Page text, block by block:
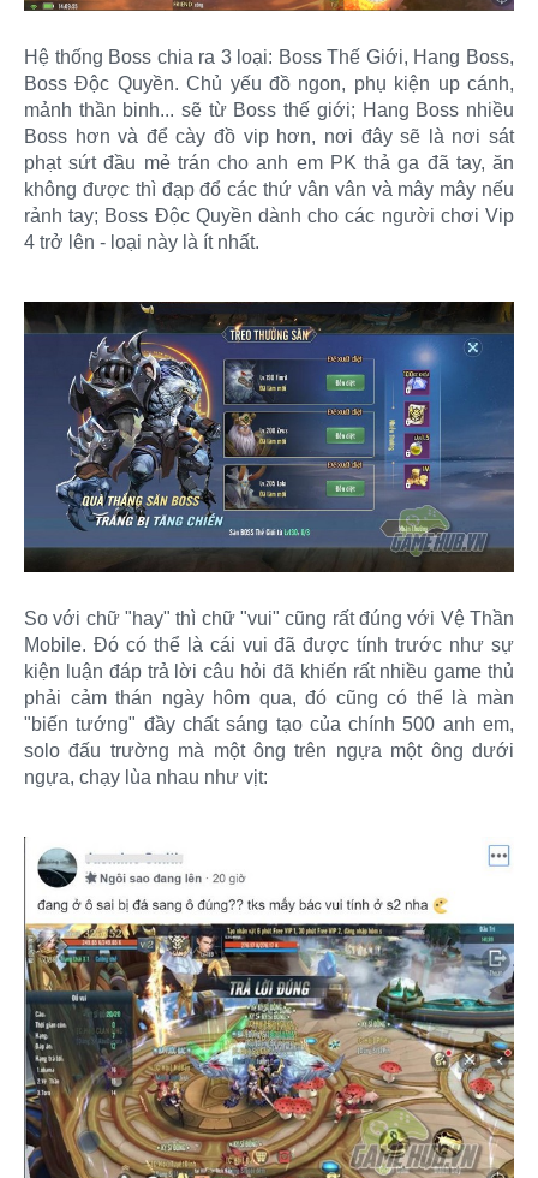
Hệ thống Boss chia ra 3 loại: Boss Thế Giới, Hang Boss,
Boss Độc Quyền. Chủ yếu đồ ngon, phụ kiện up cánh,
mảnh thần binh... sẽ từ Boss thế giới; Hang Boss nhiều
Boss hơn và để cày đồ vip hơn, nơi đây sẽ là nơi sát
phạt sứt đầu mẻ trán cho anh em PK thả ga đã tay, ăn
không được thì đạp đổ các thứ vân vân và mây mây nếu
rảnh tay; Boss Độc Quyền dành cho các người chơi Vip
4 trở lên - loại này là ít nhất.
So với chữ "hay" thì chữ "vui" cũng rất đúng với Vệ Thần
Mobile. Đó có thể là cái vui đã được tính trước như sự
kiện luận đáp trả lời câu hỏi đã khiến rất nhiều game thủ
phải cảm thán ngày hôm qua, đó cũng có thể là màn
"biến tướng" đầy chất sáng tạo của chính 500 anh em,
solo đấu trường mà một ông trên ngựa một ông dưới
ngựa, chạy lùa nhau như vịt: